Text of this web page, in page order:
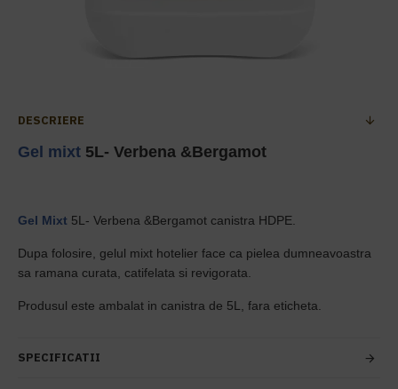
DESCRIERE
Gel mixt 5L- Verbena &Bergamot
Gel Mixt 5L- Verbena &Bergamot canistra HDPE.
Dupa folosire, gelul mixt hotelier face ca pielea dumneavoastra
sa ramana curata, catifelata si revigorata.
Produsul este ambalat in canistra de 5L, fara eticheta.
SPECIFICATII